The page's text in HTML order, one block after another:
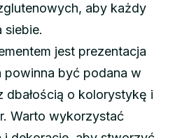
aby każdy
siebie.
jest prezentacja
powinna być podana w
dbałością o kolorystykę i
Warto wykorzystać